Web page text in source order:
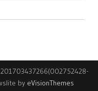
201703437266(002752428-
by eVisionThemes